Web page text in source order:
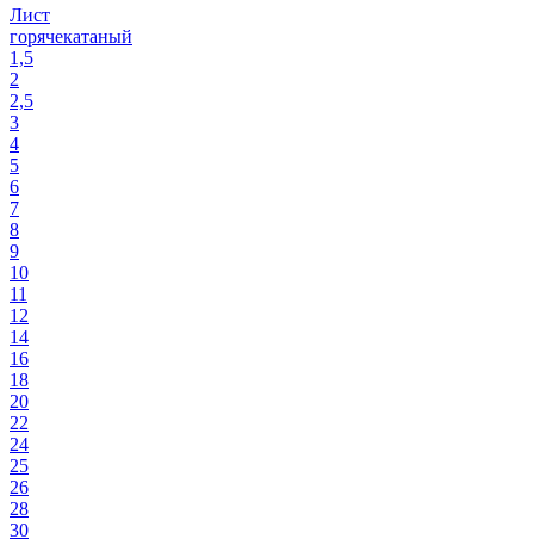
Лист
горячекатаный
1,5
2
2,5
3
4
5
6
7
8
9
10
11
12
14
16
18
20
22
24
25
26
28
30